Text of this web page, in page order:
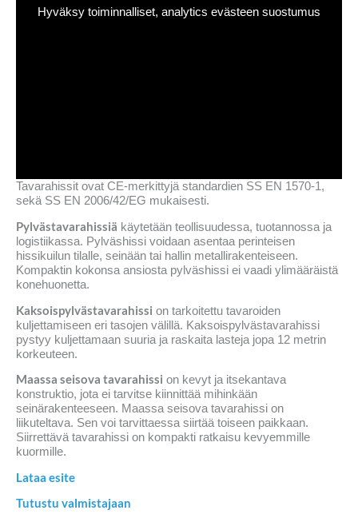
Hyväksy toiminnalliset, analytics evästeen suostumus
Tavarahissit ovat CE-merkittyjä standardien SS EN 1570-1,
sekä SS EN 2006/42/EG mukaisesti.
Pylvästavarahissiä käytetään teollisuudessa, tuotannossa ja
logistiikassa. Pylväshissi voidaan asentaa perinteisen
hissikuilun tilalle, seinään tai hallin metallirakenteiseen.
Kompaktin kokonsa ansiosta pylväshissi ei vaadi ylimääräistä
konehuonetta.
Kaksoispylvästavarahissi on tarkoitettu tavaroiden
kuljettamiseen eri tasojen välillä. Kaksoispylvästavarahissi
pystyy kuljettamaan suuria ja raskaita lasteja jopa 12 metrin
korkeuteen.
Maassa seisova tavarahissi on kevyt ja itsekantava
konstruktio, jota ei tarvitse kiinnittää mihinkään
seinärakenteeseen. Maassa seisova tavarahissi on
liikuteltava. Sen voi tarvittaessa siirtää toiseen paikkaan.
Siirrettävä tavarahissi on kompakti ratkaisu kevyemmille
kuormille.
Lataa esite
Tutustu valmistajaan